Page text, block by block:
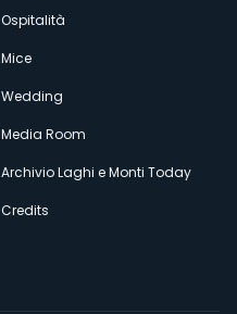
Ospitalità
Mice
Wedding
Media Room
Archivio Laghi e Monti Today
Credits